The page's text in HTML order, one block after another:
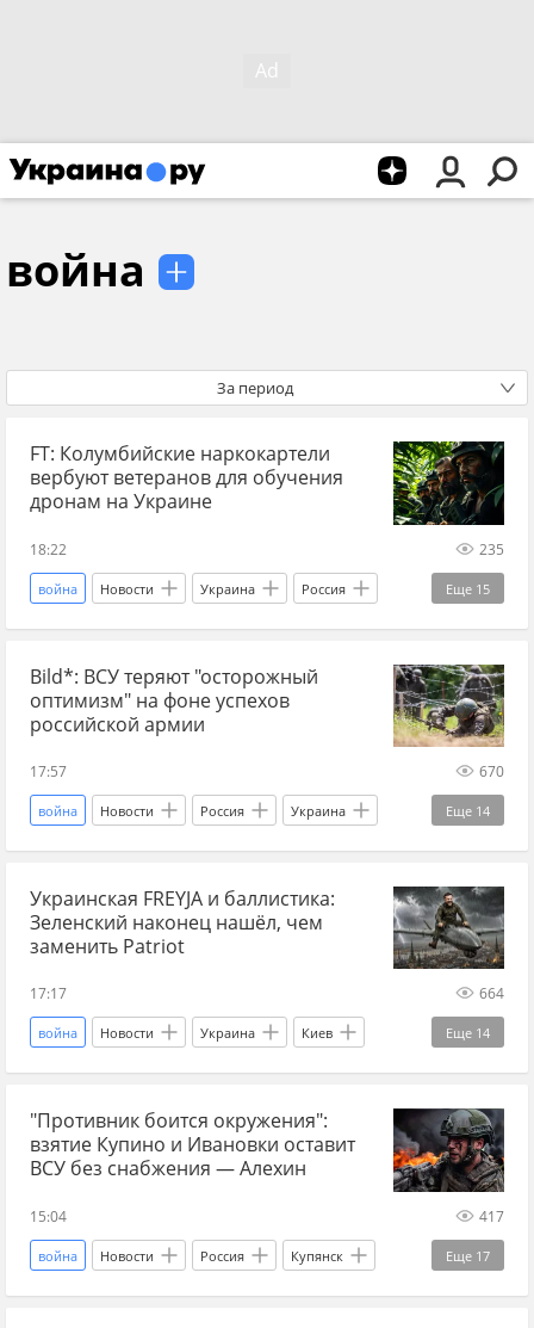
война
За период
FT: Колумбийские наркокартели
вербуют ветеранов для обучения
дронам на Украине
18:22 235
Еще 15
война Новости Украина Россия
Колумбия Bild Financial Times
Главные новости главное БПЛА
иностранные наемники
новости СВО сейчас дзен новости СВО
вербовка
Bild*: ВСУ теряют "осторожный
оптимизм" на фоне успехов
российской армии
17:57 670
Еще 14
война Новости Россия Украина
Киев Алексей Анпилогов Bild
ВС РФ наступление ВС РФ ВСУ
новости СВО новости СВО Россия
дзен новости СВО Спецоперация
Украинская FREYJA и баллистика:
Зеленский наконец нашёл, чем
заменить Patriot
17:17 664
Еще 14
война Новости Украина Киев
Россия Владимир Зеленский
Главные новости главное ракеты
ракетный удар СВО новости СВО
новости СВО сейчас сводка СВО
"Противник боится окружения":
взятие Купино и Ивановки оставит
ВСУ без снабжения — Алехин
15:04 417
Еще 17
война Новости Россия Купянск
Купино Геннадий Алехин ВС РФ